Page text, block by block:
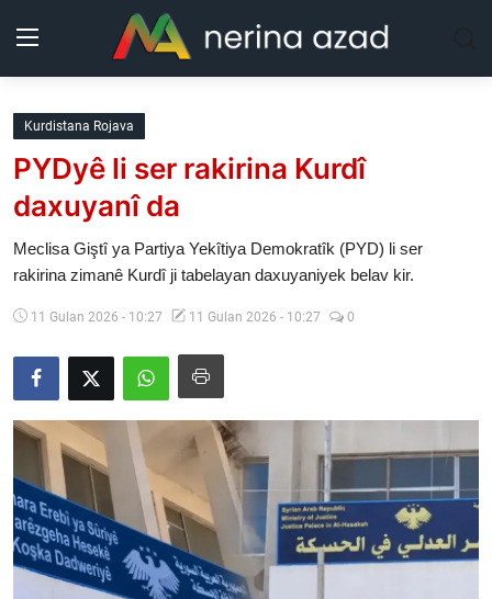
Kurdistan
Herêm
Rojev
Nerin
Wêne
Vidyo
Nivîskar
Kurdistana Rojava
PYDyê li ser rakirina Kurdî
daxuyanî da
Meclisa Giştî ya Partiya Yekîtiya Demokratîk (PYD) li ser
rakirina zimanê Kurdî ji tabelayan daxuyaniyek belav kir.
11 Gulan 2026 - 10:27 11 Gulan 2026 - 10:27 0